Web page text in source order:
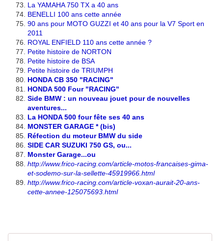
La YAMAHA 750 TX a 40 ans
BENELLI 100 ans cette année
90 ans pour MOTO GUZZI et 40 ans pour la V7 Sport en
2011
ROYAL ENFIELD 110 ans cette année ?
Petite histoire de NORTON
Petite histoire de BSA
Petite histoire de TRIUMPH
HONDA CB 350 "RACING"
HONDA 500 Four "RACING"
Side BMW : un nouveau jouet pour de nouvelles
aventures...
La HONDA 500 four fête ses 40 ans
MONSTER GARAGE * (bis)
Réfection du moteur BMW du side
SIDE CAR SUZUKI 750 GS, ou...
Monster Garage...ou
http://www.frico-racing.com/article-motos-francaises-gima-
et-sodemo-sur-la-sellette-45919966.html
http://www.frico-racing.com/article-voxan-aurait-20-ans-
cette-annee-125075693.html